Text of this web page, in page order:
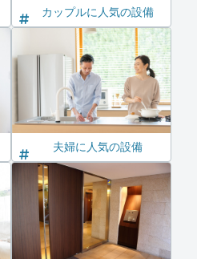
カップルに人気の設備
夫婦に人気の設備